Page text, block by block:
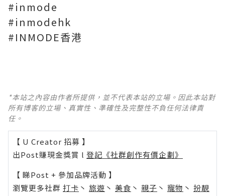
#inmode
#inmodehk
#INMODE香港
*本站之內容由作者所提供，並不代表本站的立場。因此本站對
所有博客的立場、真實性、準確性及完整性不負任何法律責
任。
【 U Creator 招募 】
出Post賺現金獎賞 l 登記《社群創作有價企劃》
【 睇Post + 參加品牌活動 】
瀏覽更多社群 打卡 丶 旅遊 丶 美食 丶 親子 丶 寵物 丶 扮靚